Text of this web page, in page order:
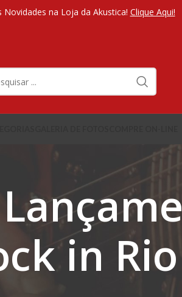
in Rio
Novidades na Loja da Akustica! Clique Aqui!